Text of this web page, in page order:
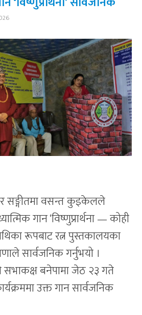
र सङ्गीतमा वसन्त कुइकेलले
गान ‘विष्णुप्रार्थना — कोही
रूपबाट रत्न पुस्तकालयका
सार्वजनिक गर्नुभयो ।
सभाकक्ष बनेपामा जेठ २३ गते
उक्त गान सार्वजनिक